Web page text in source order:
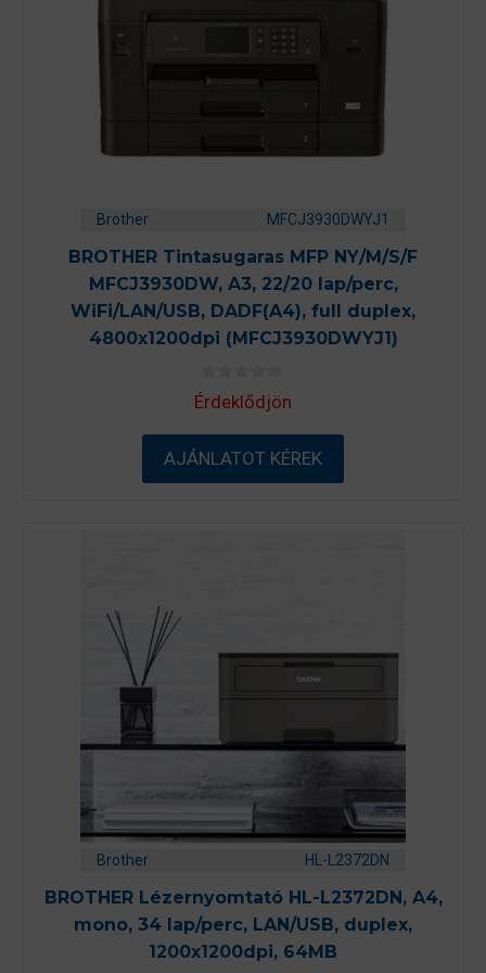
Brother MFCJ3930DWYJ1
BROTHER Tintasugaras MFP NY/M/S/F
MFCJ3930DW, A3, 22/20 lap/perc,
WiFi/LAN/USB, DADF(A4), full duplex,
4800x1200dpi (MFCJ3930DWYJ1)
0
a
5
-
b
ő
Érdeklődjön
AJÁNLATOT KÉREK
Brother HL-L2372DN
BROTHER Lézernyomtató HL-L2372DN, A4,
mono, 34 lap/perc, LAN/USB, duplex,
1200x1200dpi, 64MB